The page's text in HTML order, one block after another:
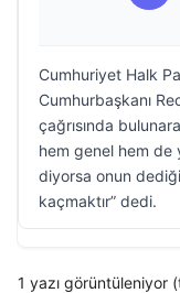
Cumhuriyet Halk
Cumhurbaşkanı
çağrısında
hem genel hem de
diyorsa onun
kaçmaktır” dedi.
1 yazı görüntüleniyor